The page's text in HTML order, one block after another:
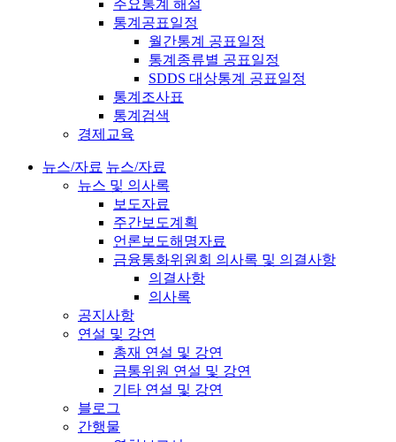
주요통계 해설
통계공표일정
월간통계 공표일정
통계종류별 공표일정
SDDS 대상통계 공표일정
통계조사표
통계검색
경제교육
뉴스/자료 뉴스/자료
뉴스 및 의사록
보도자료
주간보도계획
언론보도해명자료
금융통화위원회 의사록 및 의결사항
의결사항
의사록
공지사항
연설 및 강연
총재 연설 및 강연
금통위원 연설 및 강연
기타 연설 및 강연
블로그
간행물